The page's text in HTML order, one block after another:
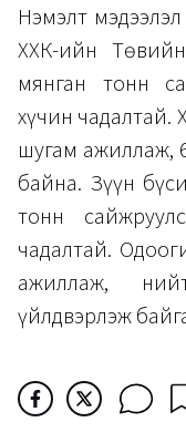
Нэмэлт
ХХК-ийн
мянган тонн
хүчин чадалтай.
шугам ажиллаж,
байна. Зүүн
тонн
чадалтай.
ажиллаж,
үйлдвэрлэж